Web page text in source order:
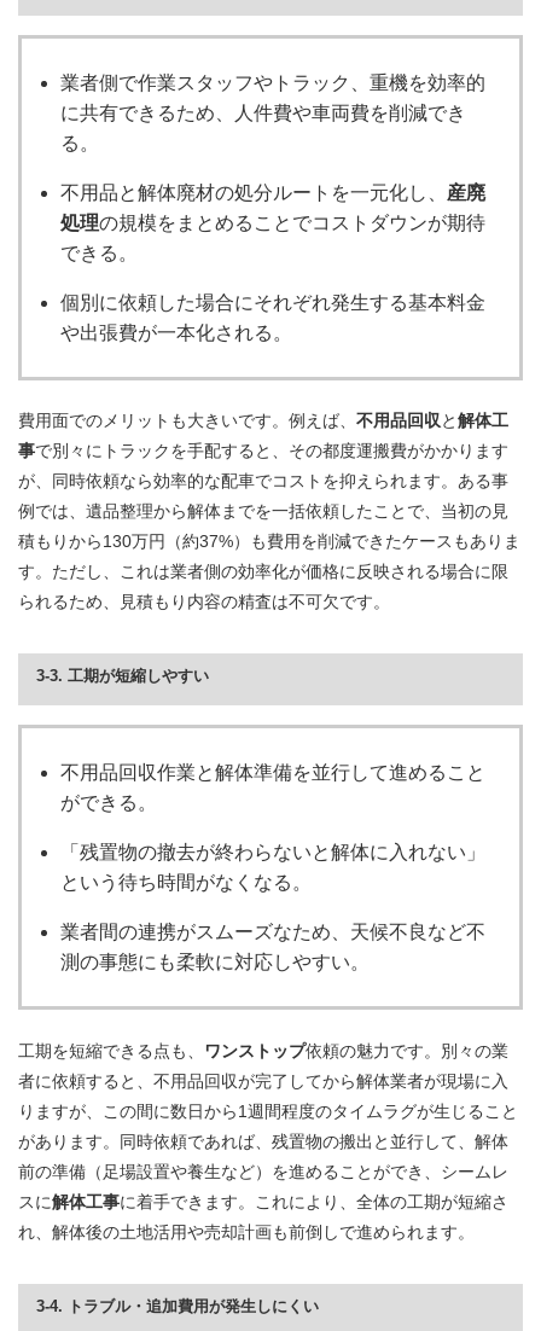
業者側で作業スタッフやトラック、重機を効率的
に共有できるため、人件費や車両費を削減でき
る。
不用品と解体廃材の処分ルートを一元化し、 産廃
処理の規模をまとめることでコストダウンが期待
できる。
個別に依頼した場合にそれぞれ発生する基本料金
や出張費が一本化される。
費用面でのメリットも大きいです。例えば、 不用品回収と解体工
事で別々にトラックを手配すると、その都度運搬費がかかります
が、同時依頼なら効率的な配車でコストを抑えられます。ある事
例では、遺品整理から解体までを一括依頼したことで、当初の見
積もりから130万円（約37%）も費用を削減できたケースもありま
す。ただし、これは業者側の効率化が価格に反映される場合に限
られるため、見積もり内容の精査は不可欠です。
3-3. 工期が短縮しやすい
不用品回収作業と解体準備を並行して進めること
ができる。
「残置物の撤去が終わらないと解体に入れない」
という待ち時間がなくなる。
業者間の連携がスムーズなため、天候不良など不
測の事態にも柔軟に対応しやすい。
工期を短縮できる点も、 ワンストップ依頼の魅力です。別々の業
者に依頼すると、不用品回収が完了してから解体業者が現場に入
りますが、この間に数日から1週間程度のタイムラグが生じること
があります。同時依頼であれば、残置物の搬出と並行して、解体
前の準備（足場設置や養生など）を進めることができ、シームレ
スに解体工事に着手できます。これにより、全体の工期が短縮さ
れ、解体後の土地活用や売却計画も前倒しで進められます。
3-4. トラブル・追加費用が発生しにくい